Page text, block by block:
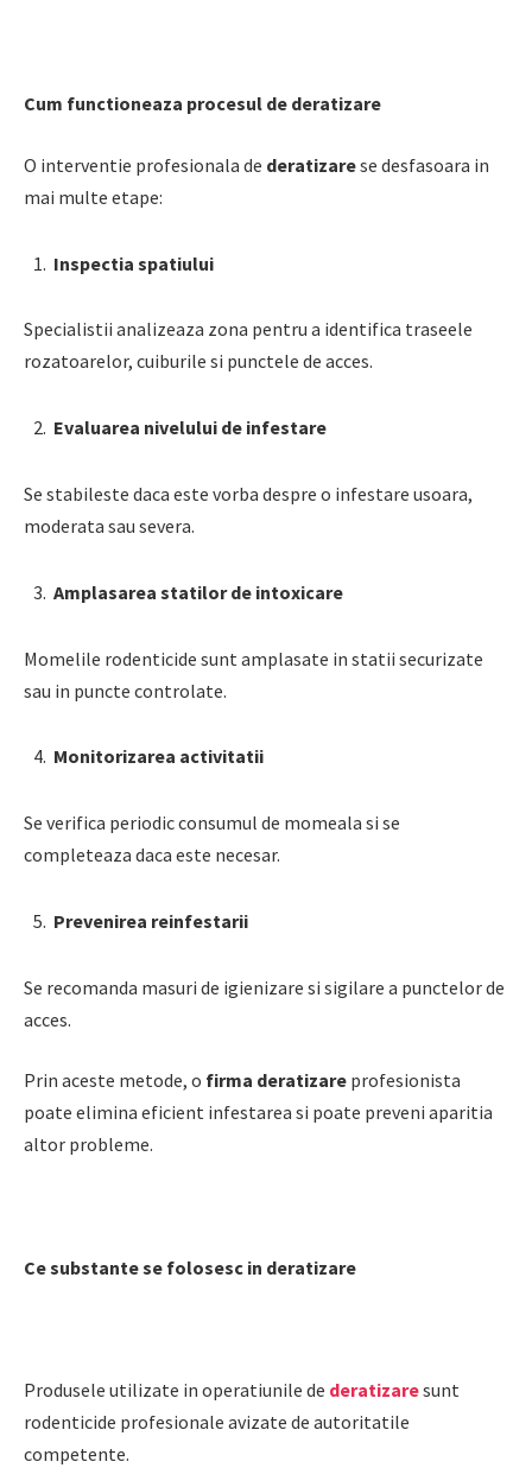
Cum functioneaza procesul de deratizare
O interventie profesionala de deratizarese desfasoara in
mai multe etape:
Inspectia spatiului
Specialistii analizeaza zona pentru a identifica traseele
rozatoarelor, cuiburile si punctele de acces.
Evaluarea nivelului de infestare
Se stabileste daca este vorba despre o infestare usoara,
moderata sau severa.
Amplasarea statilor de intoxicare
Momelile rodenticide sunt amplasate in statii securizate
sau in puncte controlate.
Monitorizarea activitatii
Se verifica periodic consumul de momeala si se
completeaza daca este necesar.
Prevenirea reinfestarii
Se recomanda masuri de igienizare si sigilare a punctelor de
acces.
Prin aceste metode, o firma deratizare profesionista
poate elimina eficient infestarea si poate preveni aparitia
altor probleme.
Ce substante se folosesc in deratizare
Produsele utilizate in operatiunile de deratizaresunt
rodenticide profesionale avizate de autoritatile
competente.